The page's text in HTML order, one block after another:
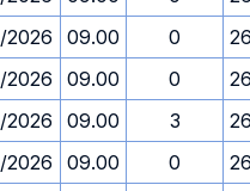
2026 09.00 0
2026 09.00 0
2026 09.00 3
2026 09.00 0